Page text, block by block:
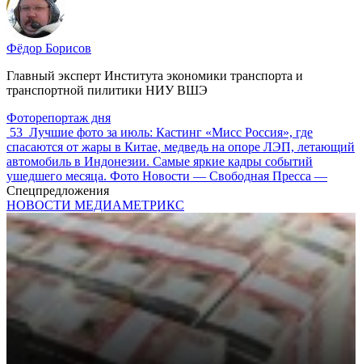
Фёдор Борисов
Главный эксперт Института экономики транспорта и
транспортной пилитики НИУ ВШЭ
Фоторепортаж дня
53 Лучшие фото за июль: Кастинг «Мисс Россия», где
спасаются от жары в Китае, медведь на опоре ЛЭП, летающий
автомобиль в Индонезии. Самые яркие кадры событий
ушедшего месяца. Фото Новости — Свободная Пресса —
Спецпредложения
НОВОСТИ МЕДИАМЕТРИКС